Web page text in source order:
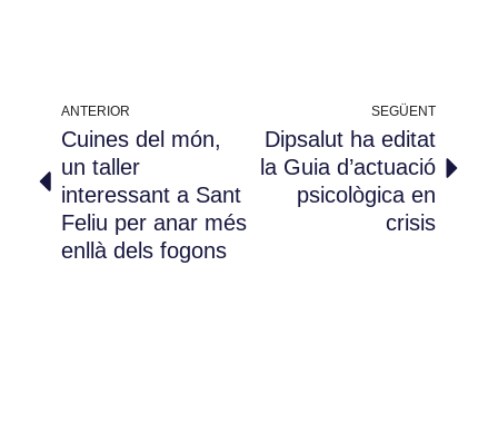
ANTERIOR
Cuines del món,
un taller
interessant a Sant
Feliu per anar més
enllà dels fogons
SEGÜENT
Dipsalut ha editat
la Guia d’actuació
psicològica en
crisis